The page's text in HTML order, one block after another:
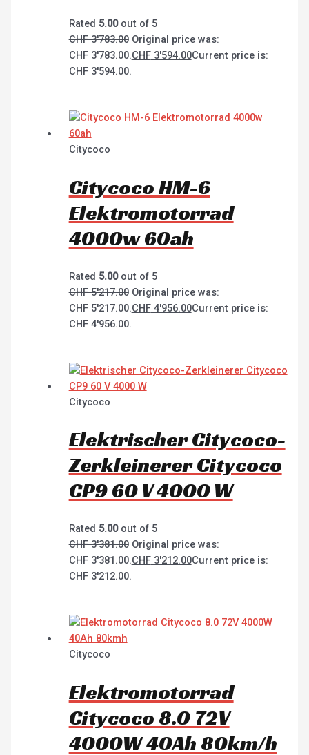
Rated 5.00out of 5
CHF3'783.00 Original price was:
CHF 3'783.00.CHF3'594.00Current price is:
CHF 3'594.00.
Citycoco
Citycoco HM-6
Elektromotorrad
4000w 60ah
Rated 5.00out of 5
CHF5'217.00 Original price was:
CHF 5'217.00.CHF4'956.00Current price is:
CHF 4'956.00.
Citycoco
Elektrischer Citycoco-
Zerkleinerer Citycoco
CP9 60 V 4000 W
Rated 5.00out of 5
CHF3'381.00 Original price was:
CHF 3'381.00.CHF3'212.00Current price is:
CHF 3'212.00.
Citycoco
Elektromotorrad
Citycoco 8.0 72V
4000W 40Ah 80km/h